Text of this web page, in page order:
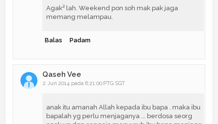
Agak² lah. Weekend pon soh mak pak jaga
memang melampau.
Balas Padam
Qaseh Vee
2 Jun 2014 pada 6:21:00 PTG SGT
anak itu amanah Allah kepada ibu bapa . maka ibu
bapalah yg perlu menjaganya ... berdosa seorg